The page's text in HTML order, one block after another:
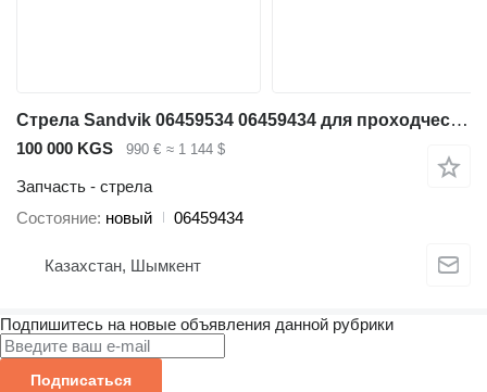
Стрела Sandvik 06459534 06459434 для проходческого комбайна Sandvik ROBOLT
100 000 KGS 990 € ≈ 1 144 $
Запчасть - стрела
Состояние новый 06459434
Казахстан, Шымкент
Подпишитесь на новые объявления данной рубрики
Подписаться